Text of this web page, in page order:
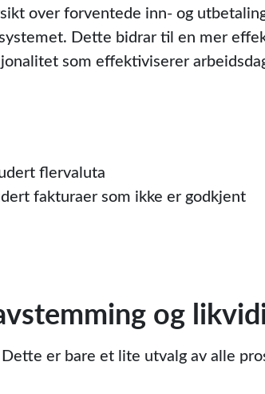
over forventede inn- og
Dette bidrar til en mer
som effektiviserer
flervaluta
fakturaer som ikke er godkjent
og
er bare et lite utvalg av alle